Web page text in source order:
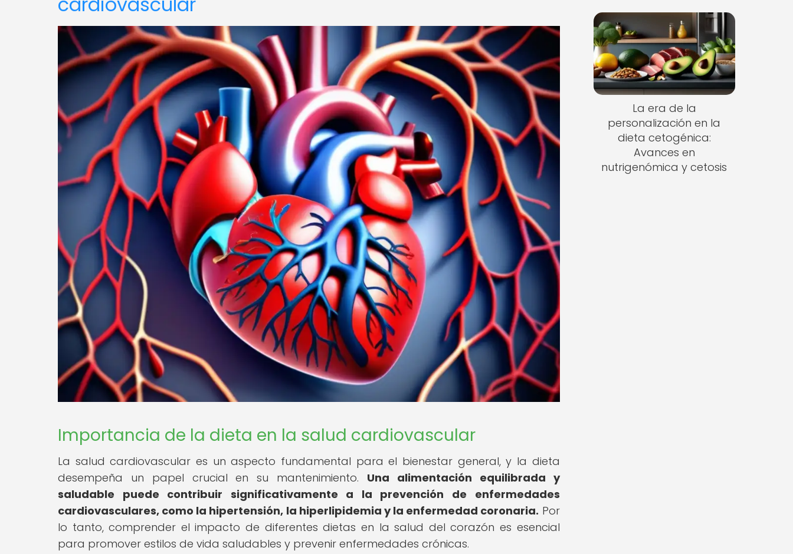
Importancia de la dieta en la salud cardiovascular
La salud cardiovascular es un aspecto fundamental para el bienestar general, y la dieta
desempeña un papel crucial en su mantenimiento. Una alimentación equilibrada y
saludable puede contribuir significativamente a la prevención de enfermedades
cardiovasculares, como la hipertensión, la hiperlipidemia y la enfermedad coronaria. Por
lo tanto, comprender el impacto de diferentes dietas en la salud del corazón es esencial
para promover estilos de vida saludables y prevenir enfermedades crónicas.
La era de la
personalización en la
dieta cetogénica:
Avances en
nutrigenómica y cetosis